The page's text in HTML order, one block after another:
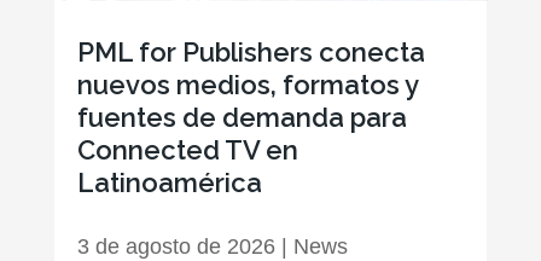
PML for Publishers conecta
nuevos medios, formatos y
fuentes de demanda para
Connected TV en
Latinoamérica
3 de agosto de 2026| News